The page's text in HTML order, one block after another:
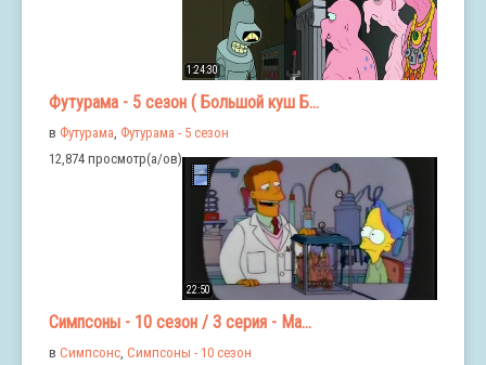
1:24:30
Футурама - 5 сезон ( Большой куш Б...
в Футурама, Футурама - 5 сезон
12,874 просмотр(а/ов)
22:50
Симпсоны - 10 сезон / 3 серия - Ма...
в Симпсонс, Симпсоны - 10 сезон